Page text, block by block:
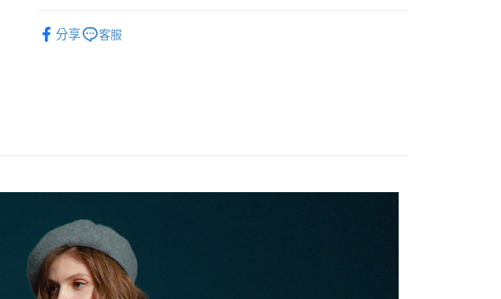
１．於結帳方式選擇「AFTEE先享後付」後，將跳轉至「AFTEE先享後
【注意事項】
１．透過由恩沛科技股份有限公司提供之「AFTEE先享後付」服務完成之
交易，需依本服務之必要範圍內提供個人資料，並將交易相關給付款項請
求債權轉讓予恩沛科技股份有限公司。
２．關於個人資料處理事宜，請瀏覽以下網址：
付款後全家取貨---滿2000元免運
每筆NT$120，滿NT$2,000(含以上)免運費
分享
客服